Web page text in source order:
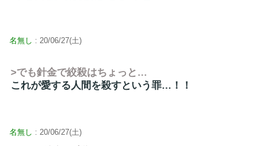
名無し : 20/06/27(土)
>でも針金で絞殺はちょっと…
これが愛する人間を殺すという罪…！！
名無し : 20/06/27(土)